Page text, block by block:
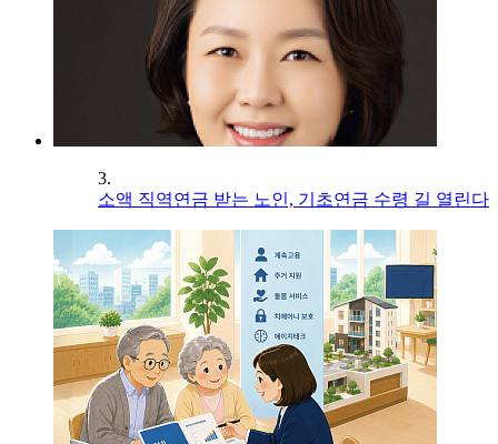
3.
소액 직역연금 받는 노인, 기초연금 수령 길 열린다